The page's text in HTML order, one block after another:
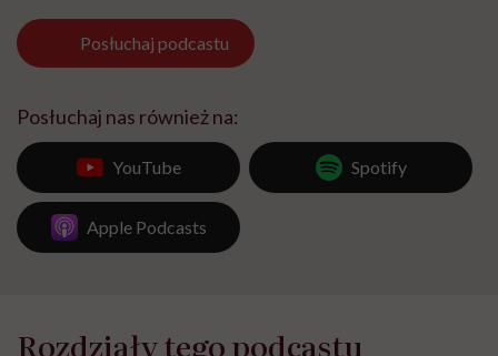
Posłuchaj podcastu
Posłuchaj nas również na:
YouTube Spotify
Apple Podcasts
Rozdziały tego podcastu